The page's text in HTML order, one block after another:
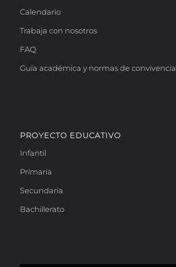
Calendario
Trabaja con nosotros
FAQ
Guía académica y normas de convivencia
PROYECTO EDUCATIVO
Infantil
Primaria
Secundaria
Bachillerato